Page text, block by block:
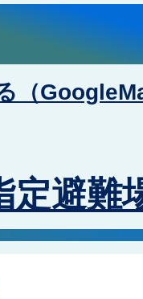
（
定避難